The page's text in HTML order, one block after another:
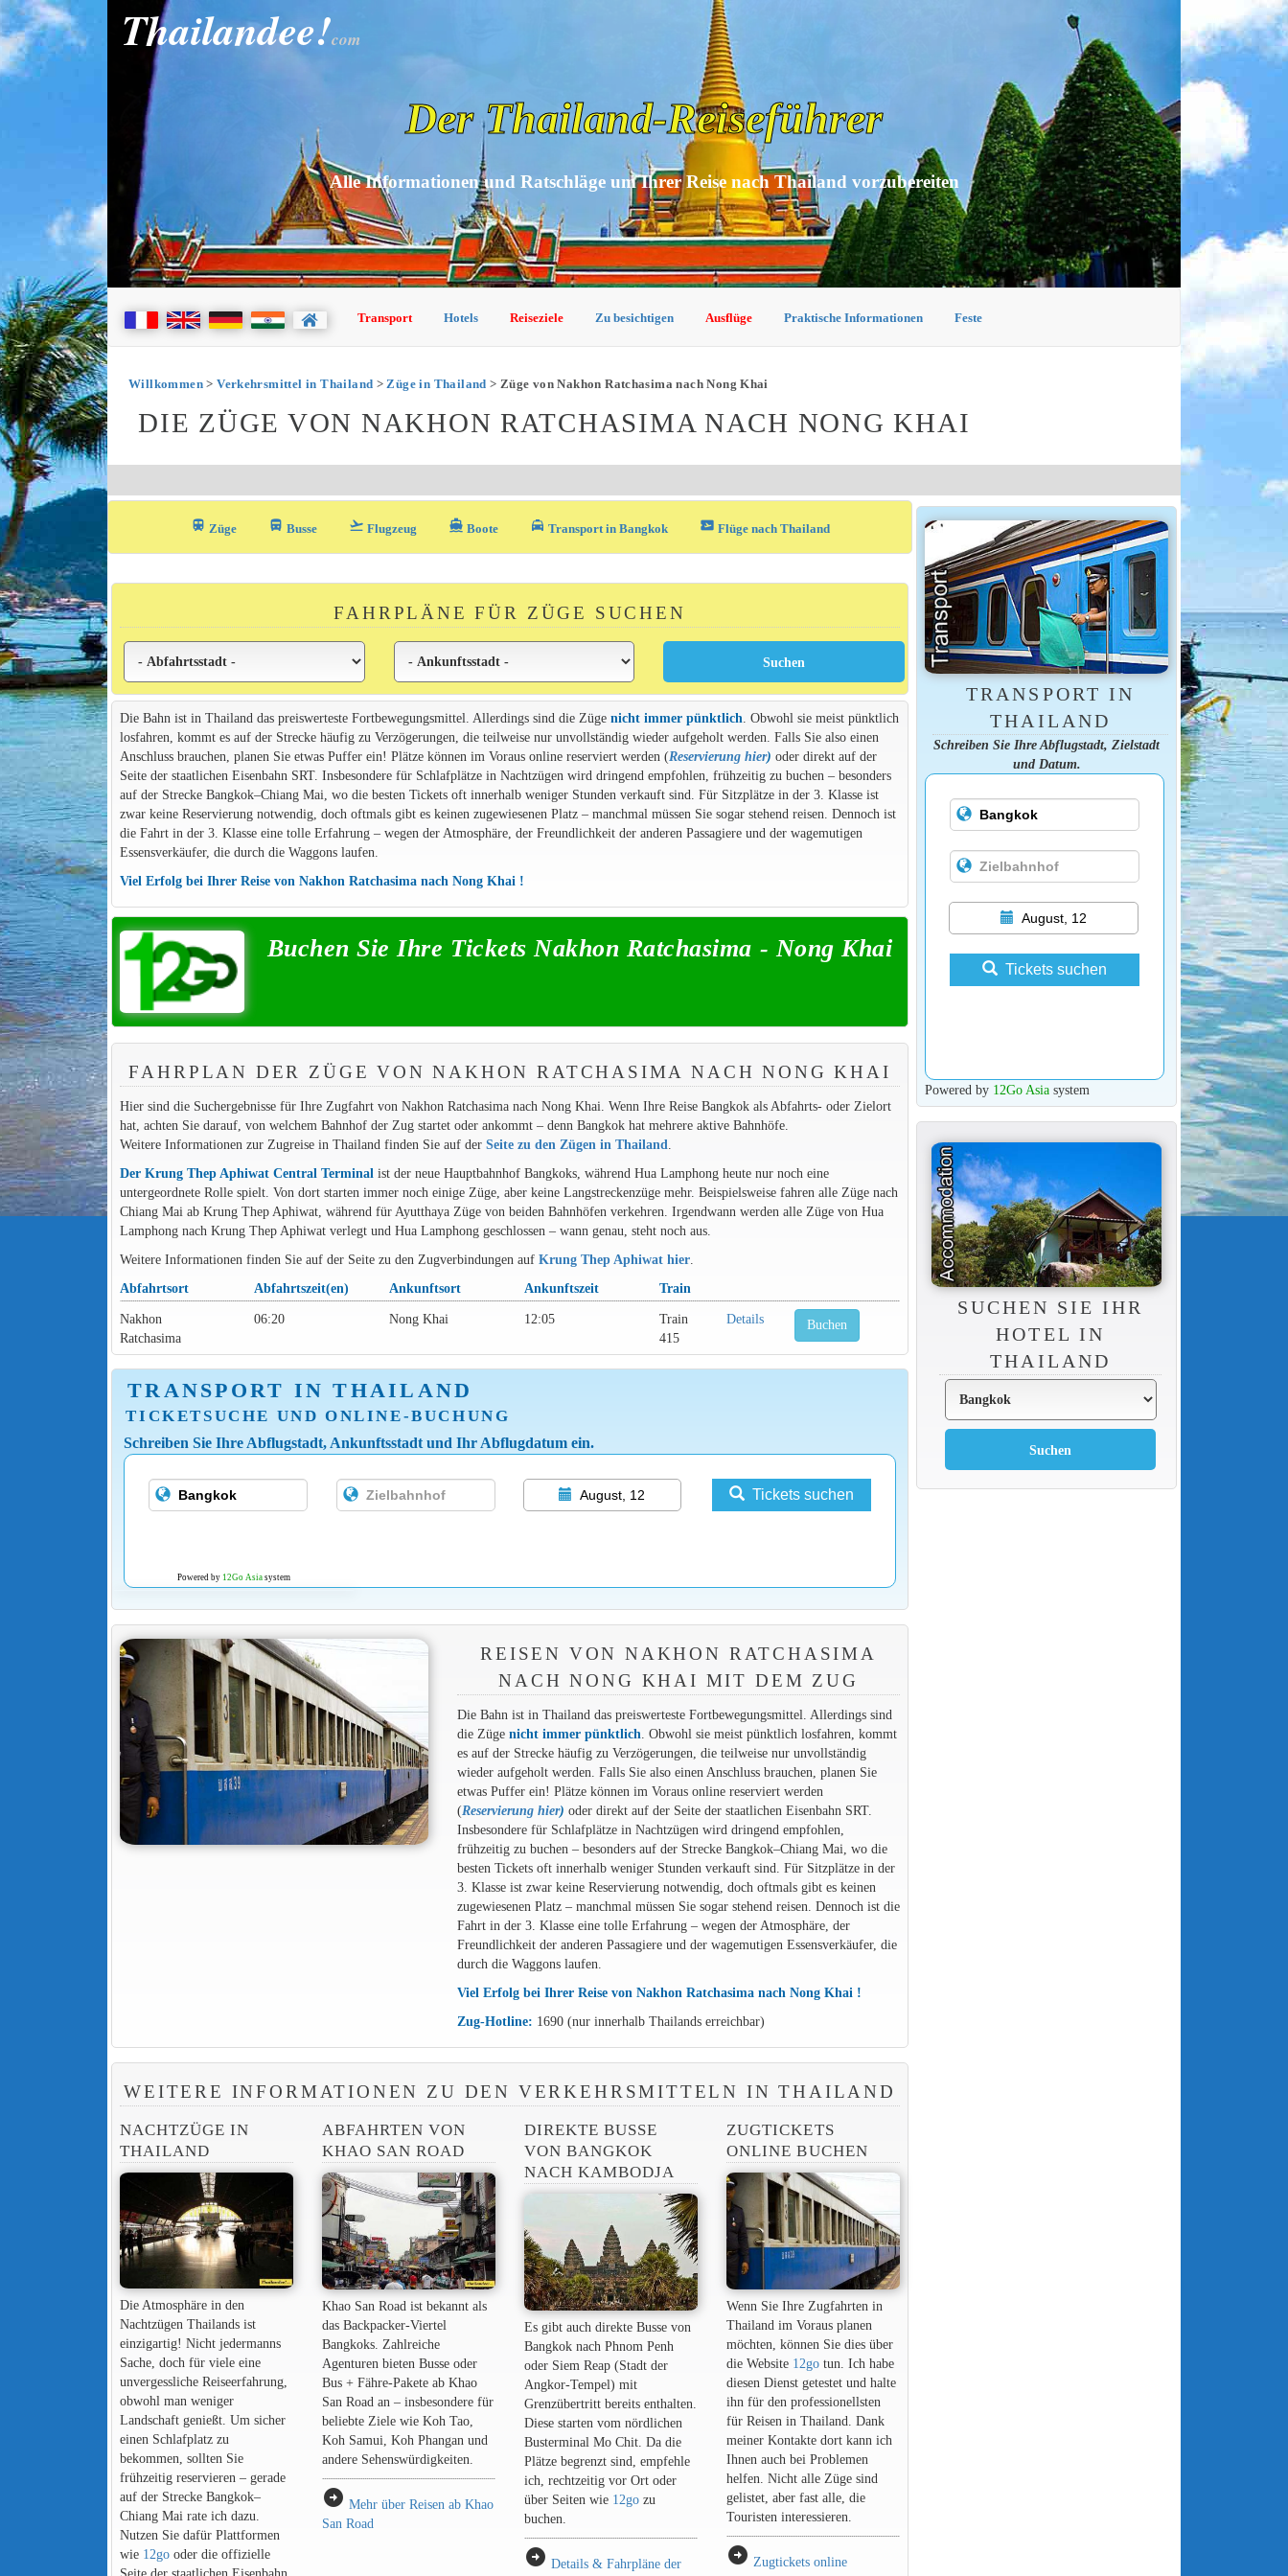
Thailandee!com
Der Thailand-Reiseführer
Alle Informationen und Ratschläge um Ihrer Reise nach Thailand vorzubereiten
Transport Hotels Reiseziele Zu besichtigen Ausflüge Praktische Informationen Feste
Willkommen>Verkehrsmittel in Thailand >Züge in Thailand > Züge von Nakhon Ratchasima nach Nong Khai
DIE ZÜGE VON NAKHON RATCHASIMA NACH NONG KHAI
train Züge directions_bus_filled Busse flight_takeoff Flugzeug directions_boat Boote local_taxi Transport in Bangkok airplane_ticket Flüge nach Thailand
FAHRPLÄNE FÜR ZÜGE SUCHEN
Die Bahn ist in Thailand das preiswerteste Fortbewegungsmittel. Allerdings sind die Züge nicht immer pünktlich . Obwohl sie meist pünktlich
losfahren, kommt es auf der Strecke häufig zu Verzögerungen, die teilweise nur unvollständig wieder aufgeholt werden. Falls Sie also einen
Anschluss brauchen, planen Sie etwas Puffer ein! Plätze können im Voraus online reserviert werden (Reservierung hier) oder direkt auf der
Seite der staatlichen Eisenbahn SRT. Insbesondere für Schlafplätze in Nachtzügen wird dringend empfohlen, frühzeitig zu buchen – besonders
auf der Strecke Bangkok–Chiang Mai, wo die besten Tickets oft innerhalb weniger Stunden verkauft sind. Für Sitzplätze in der 3. Klasse ist
zwar keine Reservierung notwendig, doch oftmals gibt es keinen zugewiesenen Platz – manchmal müssen Sie sogar stehend reisen. Dennoch ist
die Fahrt in der 3. Klasse eine tolle Erfahrung – wegen der Atmosphäre, der Freundlichkeit der anderen Passagiere und der wagemutigen
Essensverkäufer, die durch die Waggons laufen.
Viel Erfolg bei Ihrer Reise von Nakhon Ratchasima nach Nong Khai !
Buchen Sie Ihre Tickets Nakhon Ratchasima - Nong Khai
FAHRPLAN DER ZÜGE VON NAKHON RATCHASIMA NACH NONG KHAI
Hier sind die Suchergebnisse für Ihre Zugfahrt von Nakhon Ratchasima nach Nong Khai. Wenn Ihre Reise Bangkok als Abfahrts- oder Zielort
hat, achten Sie darauf, von welchem Bahnhof der Zug startet oder ankommt – denn Bangkok hat mehrere aktive Bahnhöfe.
Weitere Informationen zur Zugreise in Thailand finden Sie auf der Seite zu den Zügen in Thailand.
Der Krung Thep Aphiwat Central Terminalist der neue Hauptbahnhof Bangkoks, während Hua Lamphong heute nur noch eine
untergeordnete Rolle spielt. Von dort starten immer noch einige Züge, aber keine Langstreckenzüge mehr. Beispielsweise fahren alle Züge nach
Chiang Mai ab Krung Thep Aphiwat, während für Ayutthaya Züge von beiden Bahnhöfen verkehren. Irgendwann werden alle Züge von Hua
Lamphong nach Krung Thep Aphiwat verlegt und Hua Lamphong geschlossen – wann genau, steht noch aus.
Weitere Informationen finden Sie auf der Seite zu den Zugverbindungen auf Krung Thep Aphiwat hier.
Abfahrtsort
Abfahrtszeit(en) Ankunftsort Ankunftszeit
Train
Nakhon
Ratchasima
06:20 Nong Khai 12:05
Train
415
Details Buchen
TRANSPORT IN THAILAND
TICKETSUCHE UND ONLINE-BUCHUNG
Schreiben Sie Ihre Abflugstadt, Ankunftsstadt und Ihr Abflugdatum ein.
August, 12 Tickets suchen
Powered by 12Go Asia system
REISEN VON NAKHON RATCHASIMA
NACH NONG KHAI MIT DEM ZUG
Die Bahn ist in Thailand das preiswerteste Fortbewegungsmittel. Allerdings sind
die Züge nicht immer pünktlich . Obwohl sie meist pünktlich losfahren, kommt
es auf der Strecke häufig zu Verzögerungen, die teilweise nur unvollständig
wieder aufgeholt werden. Falls Sie also einen Anschluss brauchen, planen Sie
etwas Puffer ein! Plätze können im Voraus online reserviert werden
(Reservierung hier) oder direkt auf der Seite der staatlichen Eisenbahn SRT.
Insbesondere für Schlafplätze in Nachtzügen wird dringend empfohlen,
frühzeitig zu buchen – besonders auf der Strecke Bangkok–Chiang Mai, wo die
besten Tickets oft innerhalb weniger Stunden verkauft sind. Für Sitzplätze in der
3. Klasse ist zwar keine Reservierung notwendig, doch oftmals gibt es keinen
zugewiesenen Platz – manchmal müssen Sie sogar stehend reisen. Dennoch ist die
Fahrt in der 3. Klasse eine tolle Erfahrung – wegen der Atmosphäre, der
Freundlichkeit der anderen Passagiere und der wagemutigen Essensverkäufer, die
durch die Waggons laufen.
Viel Erfolg bei Ihrer Reise von Nakhon Ratchasima nach Nong Khai !
Zug-Hotline: 1690 (nur innerhalb Thailands erreichbar)
WEITERE INFORMATIONEN ZU DEN VERKEHRSMITTELN IN THAILAND
NACHTZÜGE IN
THAILAND
Die Atmosphäre in den
Nachtzügen Thailands ist
einzigartig! Nicht jedermanns
Sache, doch für viele eine
unvergessliche Reiseerfahrung,
obwohl man weniger
Landschaft genießt. Um sicher
einen Schlafplatz zu
bekommen, sollten Sie
frühzeitig reservieren – gerade
auf der Strecke Bangkok–
Chiang Mai rate ich dazu.
Nutzen Sie dafür Plattformen
wie 12gooder die offizielle
ABFAHRTEN VON
KHAO SAN ROAD
Khao San Road ist bekannt als
das Backpacker-Viertel
Bangkoks. Zahlreiche
Agenturen bieten Busse oder
Bus + Fähre-Pakete ab Khao
San Road an – insbesondere für
beliebte Ziele wie Koh Tao,
Koh Samui, Koh Phangan und
andere Sehenswürdigkeiten.
arrow_circle_right Mehr über Reisen ab Khao
San Road
DIREKTE BUSSE
VON BANGKOK
NACH KAMBODJA
Es gibt auch direkte Busse von
Bangkok nach Phnom Penh
oder Siem Reap (Stadt der
Angkor-Tempel) mit
Grenzübertritt bereits enthalten.
Diese starten vom nördlichen
Busterminal Mo Chit. Da die
Plätze begrenzt sind, empfehle
ich, rechtzeitig vor Ort oder
über Seiten wie 12gozu
buchen.
arrow_circle_right Details & Fahrpläne der
ZUGTICKETS
ONLINE BUCHEN
Wenn Sie Ihre Zugfahrten in
Thailand im Voraus planen
möchten, können Sie dies über
die Website 12go tun. Ich habe
diesen Dienst getestet und halte
ihn für den professionellsten
für Reisen in Thailand. Dank
meiner Kontakte dort kann ich
Ihnen auch bei Problemen
helfen. Nicht alle Züge sind
gelistet, aber fast alle, die
Touristen interessieren.
arrow_circle_right Zugtickets online
TRANSPORT IN
THAILAND
Schreiben Sie Ihre Abflugstadt, Zielstadt
und Datum.
August, 12
Tickets suchen
Powered by 12Go Asiasystem
SUCHEN SIE IHR
HOTEL IN
THAILAND